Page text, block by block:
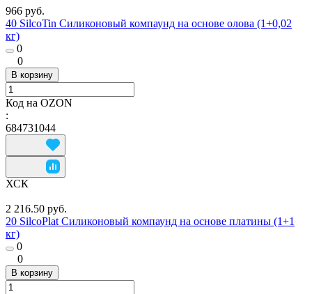
966 руб.
40 SilcoTin Силиконовый компаунд на основе олова (1+0,02
кг)
0
0
В корзину
Код на OZON
:
684731044
ХСК
2 216.50 руб.
20 SilcoPlat Силиконовый компаунд на основе платины (1+1
кг)
0
0
В корзину